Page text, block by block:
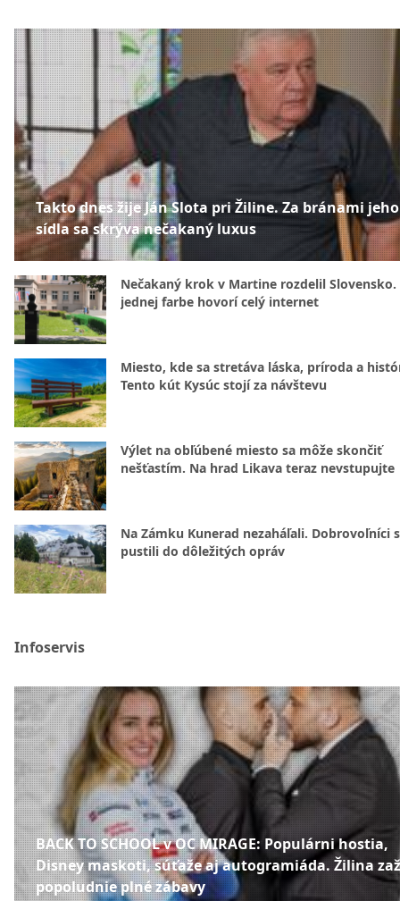
Takto dnes žije Ján Slota pri Žiline. Za bránami jeho
sídla sa skrýva nečakaný luxus
Nečakaný krok v Martine rozdelil Slovensko.
jednej farbe hovorí celý internet
Miesto, kde sa stretáva láska, príroda a
Tento kút Kysúc stojí za návštevu
Výlet na obľúbené miesto sa môže skončiť
nešťastím. Na hrad Likava teraz nevstupujte
Na Zámku Kunerad nezaháľali. Dobrovoľníci
pustili do dôležitých opráv
Infoservis
BACK TO SCHOOL v OC MIRAGE: Populárni hostia,
Disney maskoti, súťaže aj autogramiáda. Žilina
popoludnie plné zábavy